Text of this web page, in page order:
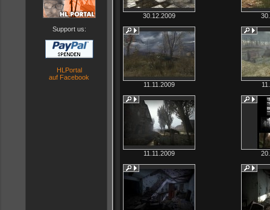
Support us:
HLPortal
auf Facebook
30.12.2009
11.11.2009
11.11.2009